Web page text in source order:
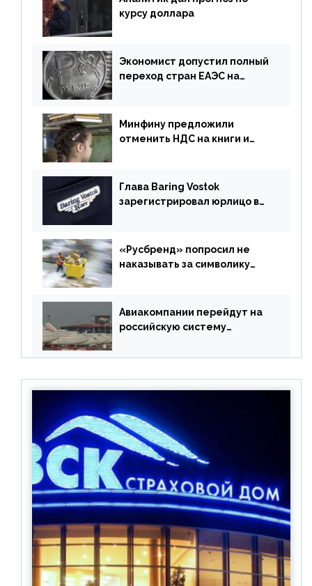
курсу доллара
Экономист допустил полный
переход стран ЕАЭС на
Минфину предложили
отменить НДС на книги и
Глава Baring Vostok
зарегистрировал юрлицо в
«Русбренд» попросил не
наказывать за символику
Авиакомпании перейдут на
российскую систему